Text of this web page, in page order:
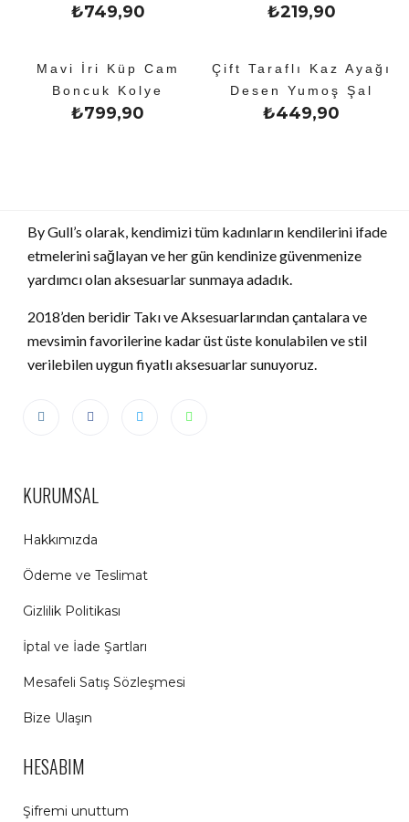
₺749,90 ₺219,90
Mavi İri Küp Cam
Boncuk Kolye
₺799,90
Çift Taraflı Kaz Ayağı
Desen Yumoş Şal
₺449,90
By Gull’s olarak, kendimizi tüm kadınların kendilerini ifade
etmelerini sağlayan ve her gün kendinize güvenmenize
yardımcı olan aksesuarlar sunmaya adadık.
2018’den beridir Takı ve Aksesuarlarından çantalara ve
mevsimin favorilerine kadar üst üste konulabilen ve stil
verilebilen uygun fiyatlı aksesuarlar sunuyoruz.
KURUMSAL
Hakkımızda
Ödeme ve Teslimat
Gizlilik Politikası
İptal ve İade Şartları
Mesafeli Satış Sözleşmesi
Bize Ulaşın
HESABIM
Şifremi unuttum